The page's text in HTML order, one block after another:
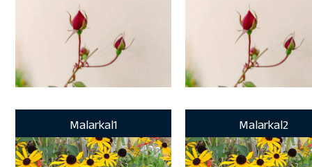
Malarkal1 Malarkal2